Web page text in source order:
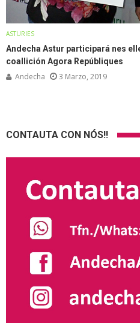
ASTURIES
Andecha Astur participará nes
coallición Agora Repúbliques
Andecha 3 Marzo, 2019
CONTAUTA CON NÓS!!